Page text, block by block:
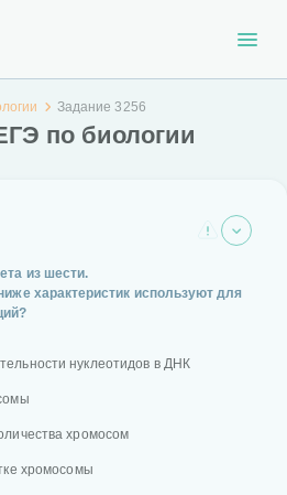
Задание 3256
по биологии
из шести.
характеристик используют для
нуклеотидов в ДНК
хромосом
хромосомы